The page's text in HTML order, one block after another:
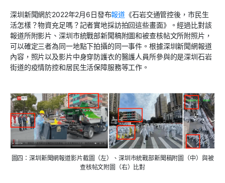
深圳新聞網於2022年2月6日發布報道 《石岩交通管控後，市民生
活怎樣？物資充足嗎？記者實地採訪拍回這些畫面》。經過比對該
報道所附影片、深圳市統戰部新聞稿附圖和被查核帖文所附照片，
可以確定三者為同一地點下拍攝的同一事件。根據深圳新聞網報道
內容，照片以及影片中身穿防護衣的醫護人員所參與的是深圳石岩
街道的疫情防控和居民生活保障服務等工作。
圖四：深圳新聞網報道影片截圖（左）、深圳市統戰部新聞稿附圖（中）與被
查核帖文附圖（右）比對